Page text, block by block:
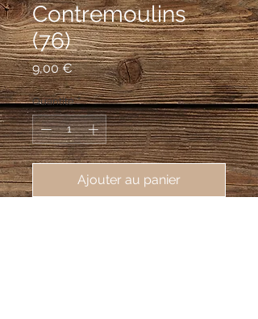
Contremoulins
(76)
9,00 €Prix
Quantité *
Ajouter au panier